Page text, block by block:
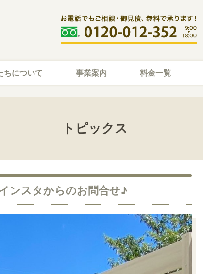
ちについて 事業案内 料金一覧
トピックス
ンスタからのお問合せ♪